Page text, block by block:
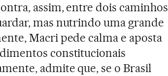
assim, entre dois caminhos
mas nutrindo uma grande
Macri pede calma e aposta
constitucionais
admite que, se o Brasil